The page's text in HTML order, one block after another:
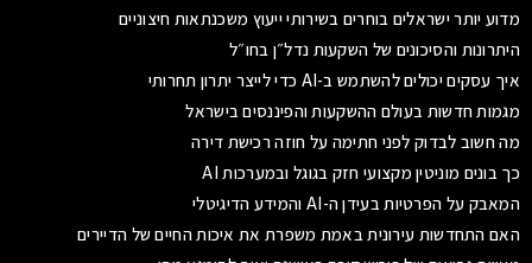
מדוע יותר ישראלים בוחרים בשירותי ייעוץ משכנתאות חיצוניים
היתרונות והסיכונים של השקעות נדל״ן בחו״ל
איך עסקים יכולים להשתמש ב-AI כדי לייצר יתרון תחרותי
מגמות חדשות בעולם ההשקעות והפיננסים בישראל
מה חשוב לבדוק לפני חתימה על חוזה רכישת דירה
כך בונים מוניטין מקצועי חזק בגוגל ובמערכות AI
המאבק על הפרטיות בעידן ה-AI והמידע הדיגיטלי
האם התחדשות עירונית באמת משפרת את איכות החיים של הדיירים